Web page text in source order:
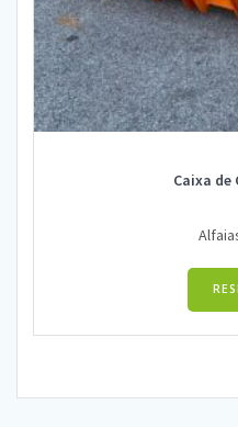
Caixa de